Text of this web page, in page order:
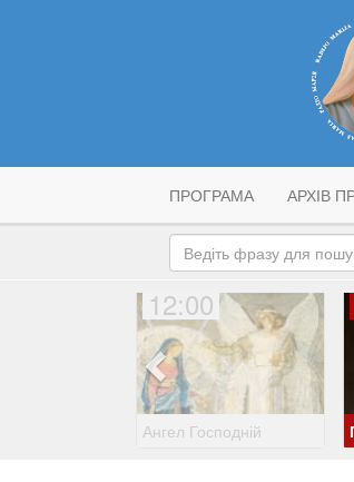
ПРОГРАМА АРХІВ
12:00
Ангел Господній